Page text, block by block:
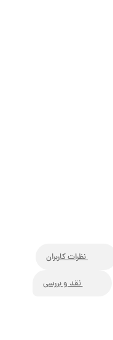
نظرات کاربران
نقد و بررسی